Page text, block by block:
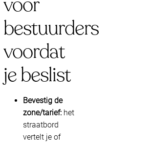
bestuurders
voordat
je beslist
Bevestig de
zone/tarief: het
straatbord
vertelt je of